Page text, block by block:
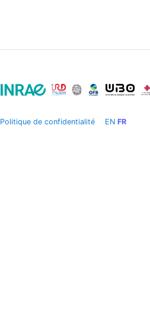
Politique de confidentialité EN FR